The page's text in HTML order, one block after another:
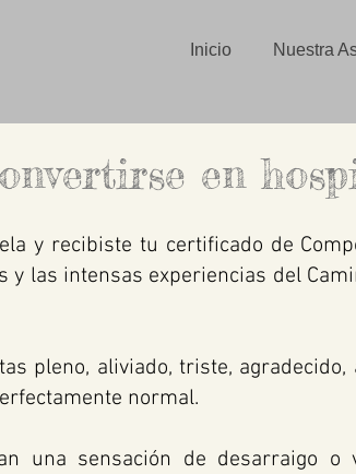
Inicio Nuestra
en
y recibiste tu certificado de
las intensas experiencias del
pleno, aliviado, triste, agradecido,
normal.
una sensación de desarraigo